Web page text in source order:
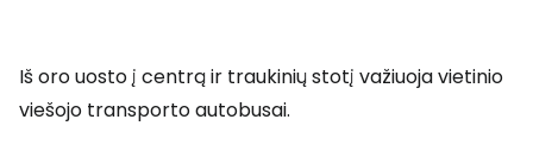
Iš oro uosto į centrą ir traukinių stotį važiuoja vietinio
viešojo transporto autobusai.